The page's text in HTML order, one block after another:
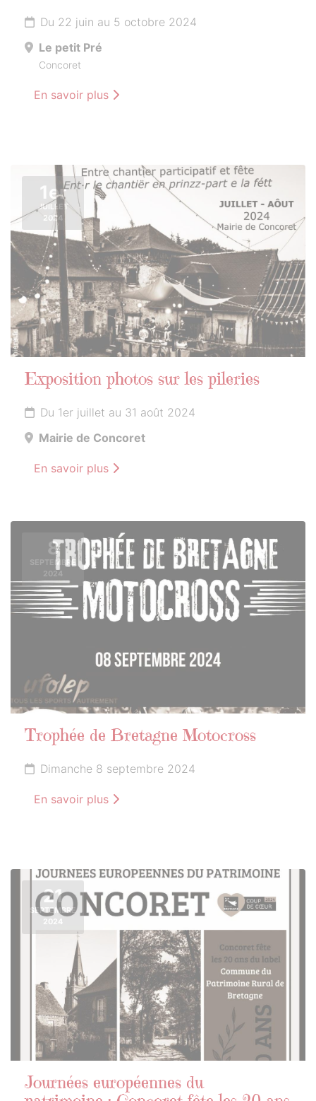
Du 22 juin au 5 octobre 2024
Le petit Pré
Concoret
En savoir plus
1er
JUILLET
2024
Exposition photos sur les pileries
Du 1er juillet au 31 août 2024
Mairie de Concoret
En savoir plus
8
SEPTEMBRE
2024
Trophée de Bretagne Motocross
Dimanche 8 septembre 2024
En savoir plus
21
SEPTEMBRE
2024
Journées européennes du